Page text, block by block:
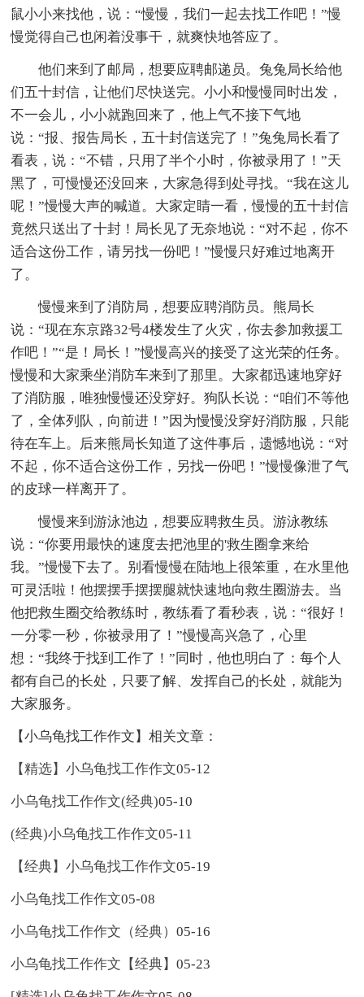
鼠小小来找他，说：“慢慢，我们一起去找工作吧！”慢
慢觉得自己也闲着没事干，就爽快地答应了。
他们来到了邮局，想要应聘邮递员。兔兔局长给他
们五十封信，让他们尽快送完。小小和慢慢同时出发，
不一会儿，小小就跑回来了，他上气不接下气地
说：“报、报告局长，五十封信送完了！”兔兔局长看了
看表，说：“不错，只用了半个小时，你被录用了！”天
黑了，可慢慢还没回来，大家急得到处寻找。“我在这儿
呢！”慢慢大声的喊道。大家定睛一看，慢慢的五十封信
竟然只送出了十封！局长见了无奈地说：“对不起，你不
适合这份工作，请另找一份吧！”慢慢只好难过地离开
了。
慢慢来到了消防局，想要应聘消防员。熊局长
说：“现在东京路32号4楼发生了火灾，你去参加救援工
作吧！”“是！局长！”慢慢高兴的接受了这光荣的任务。
慢慢和大家乘坐消防车来到了那里。大家都迅速地穿好
了消防服，唯独慢慢还没穿好。狗队长说：“咱们不等他
了，全体列队，向前进！”因为慢慢没穿好消防服，只能
待在车上。后来熊局长知道了这件事后，遗憾地说：“对
不起，你不适合这份工作，另找一份吧！”慢慢像泄了气
的皮球一样离开了。
慢慢来到游泳池边，想要应聘救生员。游泳教练
说：“你要用最快的速度去把池里的'救生圈拿来给
我。”慢慢下去了。别看慢慢在陆地上很笨重，在水里他
可灵活啦！他摆摆手摆摆腿就快速地向救生圈游去。当
他把救生圈交给教练时，教练看了看秒表，说：“很好！
一分零一秒，你被录用了！”慢慢高兴急了，心里
想：“我终于找到工作了！”同时，他也明白了：每个人
都有自己的长处，只要了解、发挥自己的长处，就能为
大家服务。
【小乌龟找工作作文】相关文章：
【精选】小乌龟找工作作文05-12
小乌龟找工作作文(经典)05-10
(经典)小乌龟找工作作文05-11
【经典】小乌龟找工作作文05-19
小乌龟找工作作文05-08
小乌龟找工作作文（经典）05-16
小乌龟找工作作文【经典】05-23